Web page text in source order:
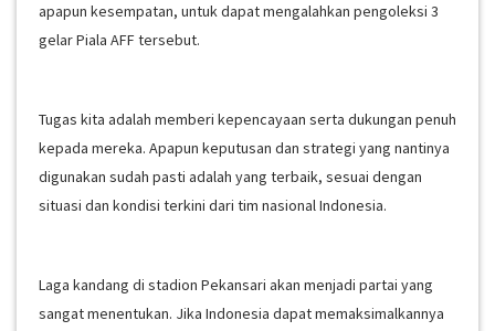
apapun kesempatan, untuk dapat mengalahkan pengoleksi 3
gelar Piala AFF tersebut.
Tugas kita adalah memberi kepencayaan serta dukungan penuh
kepada mereka. Apapun keputusan dan strategi yang nantinya
digunakan sudah pasti adalah yang terbaik, sesuai dengan
situasi dan kondisi terkini dari tim nasional Indonesia.
Laga kandang di stadion Pekansari akan menjadi partai yang
sangat menentukan. Jika Indonesia dapat memaksimalkannya